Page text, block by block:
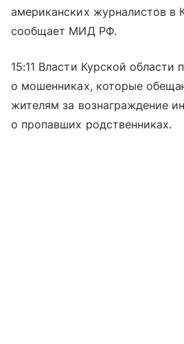
американских журналистов в
сообщает МИД РФ.
15:11 Власти Курской области
о мошенниках, которые
жителям за вознаграждение
о пропавших родственниках.